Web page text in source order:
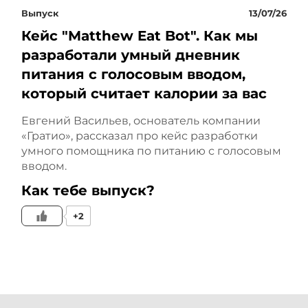
выход на сцену.
Выступление было на
аудиторию 100 плюс
человек. Тема – «Пять
верных способов
получить штраф от
налоговой». На форуме,
кстати, тогда подписались
Выпуск 13/07/26
Кейс "Matthew Eat Bot". Как мы
разработали умный дневник
питания с голосовым вводом,
который считает калории за вас
Евгений Васильев, основатель компании
«Гратио», рассказал про кейс разработки
умного помощника по питанию с голосовым
вводом.
Как тебе выпуск?
+2